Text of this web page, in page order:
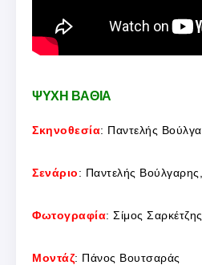
ΨΥΧΗ ΒΑΘΙΑ
Σκηνοθεσία: Παντελής
Σενάριο: Παντελής
Φωτογραφία: Σίμος Σαρκέτζης
Μοντάζ: Πάνος Βουτσαράς